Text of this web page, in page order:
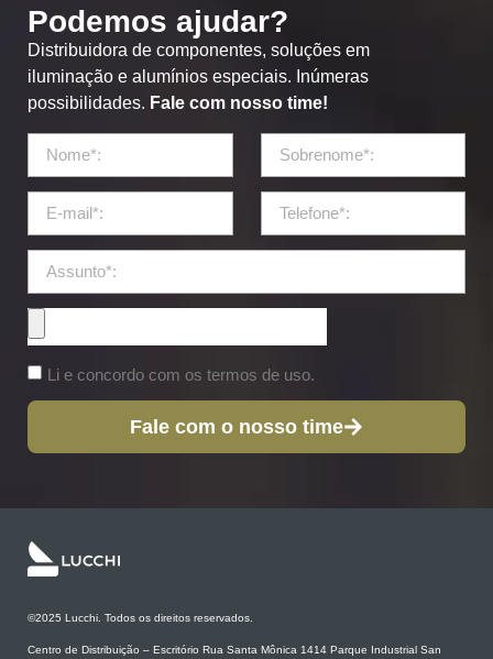
Podemos ajudar?
Distribuidora de componentes, soluções em
iluminação e alumínios especiais. Inúmeras
possibilidades. Fale com nosso time!
Li e concordo com os termos de uso.
Fale com o nosso time
©2025 Lucchi. Todos os direitos reservados.
Centro de Distribuição – Escritório Rua Santa Mônica 1414 Parque Industrial San